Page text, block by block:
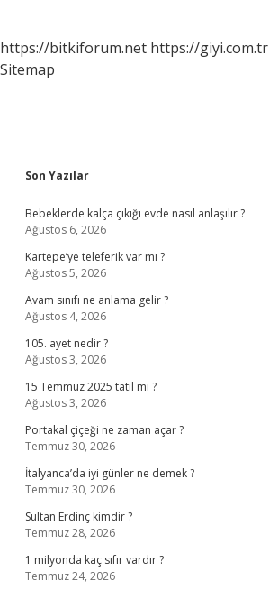
https://bitkiforum.net https://giyi.com.tr
Sitemap
Sidebar
Son Yazılar
Bebeklerde kalça çıkığı evde nasıl anlaşılır ?
Ağustos 6, 2026
Kartepe’ye teleferik var mı ?
Ağustos 5, 2026
Avam sınıfı ne anlama gelir ?
Ağustos 4, 2026
105. ayet nedir ?
Ağustos 3, 2026
15 Temmuz 2025 tatil mi ?
Ağustos 3, 2026
Portakal çiçeği ne zaman açar ?
Temmuz 30, 2026
İtalyanca’da iyi günler ne demek ?
Temmuz 30, 2026
Sultan Erdinç kimdir ?
Temmuz 28, 2026
1 milyonda kaç sıfır vardır ?
Temmuz 24, 2026